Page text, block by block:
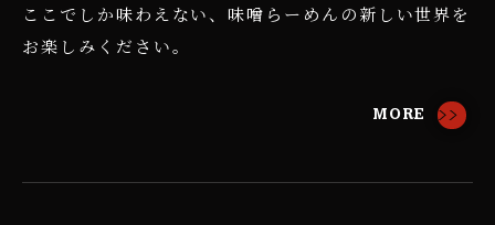
ここでしか味わえない、味噌らーめんの新しい世界を
お楽しみください。
MORE